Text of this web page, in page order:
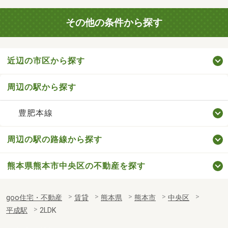
その他の条件から探す
近辺の市区から探す
周辺の駅から探す
豊肥本線
周辺の駅の路線から探す
熊本県熊本市中央区の不動産を探す
goo住宅・不動産 賃貸 熊本県 熊本市
中央区
平成駅
2LDK